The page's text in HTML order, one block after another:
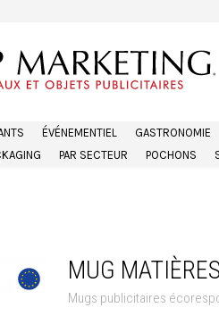
ÉVÉNEMENTIEL GASTRONOMIE
PAR SECTEUR POCHONS
MUG
Mugs publicitaires